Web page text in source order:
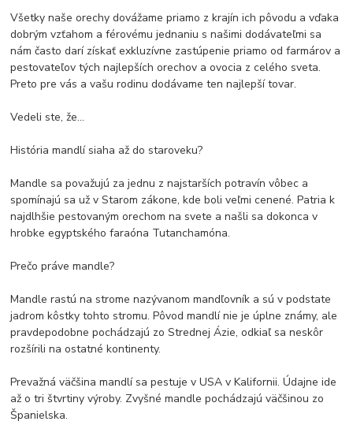
Všetky naše orechy dovážame priamo z krajín ich pôvodu a vďaka
dobrým vzťahom a férovému jednaniu s našimi dodávateľmi sa
nám často darí získať exkluzívne zastúpenie priamo od farmárov a
pestovateľov tých najlepších orechov a ovocia z celého sveta.
Preto pre vás a vašu rodinu dodávame ten najlepší tovar.
Vedeli ste, že...
História mandlí siaha až do staroveku?
Mandle sa považujú za jednu z najstarších potravín vôbec a
spomínajú sa už v Starom zákone, kde boli veľmi cenené. Patria k
najdlhšie pestovaným orechom na svete a našli sa dokonca v
hrobke egyptského faraóna Tutanchamóna.
Prečo práve mandle?
Mandle rastú na strome nazývanom mandľovník a sú v podstate
jadrom kôstky tohto stromu. Pôvod mandlí nie je úplne známy, ale
pravdepodobne pochádzajú zo Strednej Ázie, odkiaľ sa neskôr
rozšírili na ostatné kontinenty.
Prevažná väčšina mandlí sa pestuje v USA v Kalifornii. Údajne ide
až o tri štvrtiny výroby. Zvyšné mandle pochádzajú väčšinou zo
Španielska.